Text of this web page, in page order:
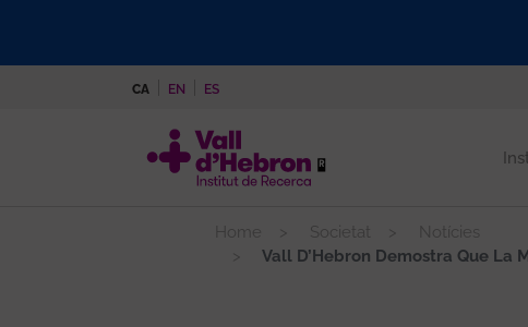
CA EN ES
Home Societat
Notícies
Vall D’Hebron Demostra Que